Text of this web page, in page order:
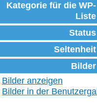
Kategorie für die WP-
Liste
Status
Seltenheit
Bilder
Bilder anzeigen
Bilder in der